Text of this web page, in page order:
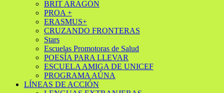
BRIT ARAGÓN
PROA +
ERASMUS+
CRUZANDO FRONTERAS
Stars
Escuelas Promotoras de Salud
POESÍA PARA LLEVAR
ESCUELA AMIGA DE UNICEF
PROGRAMA AÚNA
LÍNEAS DE ACCIÓN